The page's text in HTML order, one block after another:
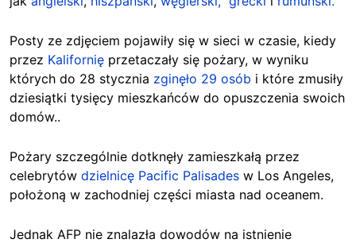
Posty ze zdjęciem pojawiły się w sieci w czasie, kiedy
przez Kalifornię przetaczały się pożary, w wyniku
których do 28 stycznia zginęło 29 osób i które zmusiły
dziesiątki tysięcy mieszkańców do opuszczenia swoich
domów..
Pożary szczególnie dotknęły zamieszkałą przez
celebrytów dzielnicę Pacific Palisades w Los Angeles,
położoną w zachodniej części miasta nad oceanem.
Jednak AFP nie znalazła dowodów na istnienie